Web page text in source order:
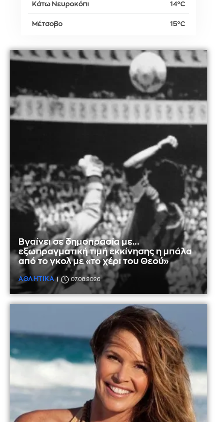
Κάτω Νευροκόπι 14°C
Μέτσοβο 15°C
Βγαίνει σε δημοπρασία με...
εξωπραγματική τιμή εκκίνησης η μπάλα
από το γκολ με «το χέρι του Θεού»
ΑΘΛΗΤΙΚΑ 07.08.2026